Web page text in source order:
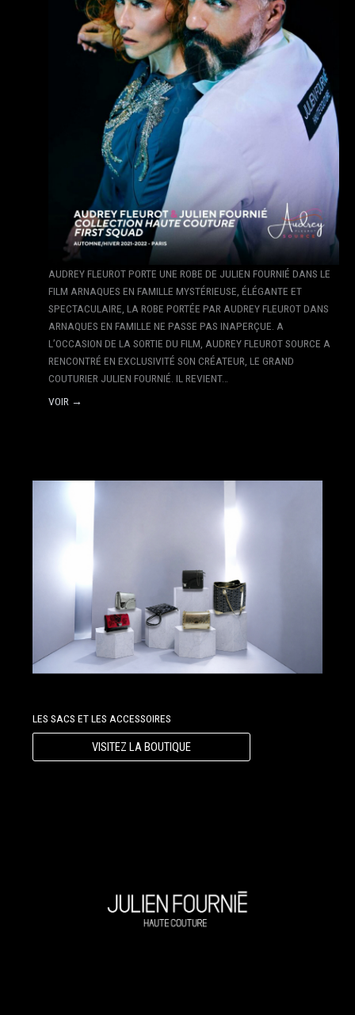
AUDREY FLEUROT PORTE UNE ROBE DE JULIEN FOURNIÉ DANS LE
FILM ARNAQUES EN FAMILLE MYSTÉRIEUSE, ÉLÉGANTE ET
SPECTACULAIRE, LA ROBE PORTÉE PAR AUDREY FLEUROT DANS
ARNAQUES EN FAMILLE NE PASSE PAS INAPERÇUE. A
L’OCCASION DE LA SORTIE DU FILM, AUDREY FLEUROT SOURCE A
RENCONTRÉ EN EXCLUSIVITÉ SON CRÉATEUR, LE GRAND
COUTURIER JULIEN FOURNIÉ. IL REVIENT…
VOIR →
LES SACS ET LES ACCESSOIRES
VISITEZ LA BOUTIQUE